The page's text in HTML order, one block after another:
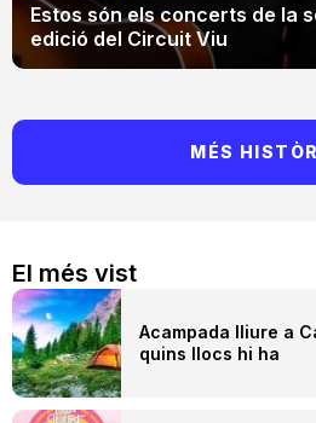
El més vist
Acampada lliure a
quins llocs hi ha
Estos són els concerts de la
edició del Circuit Viu
MÉS